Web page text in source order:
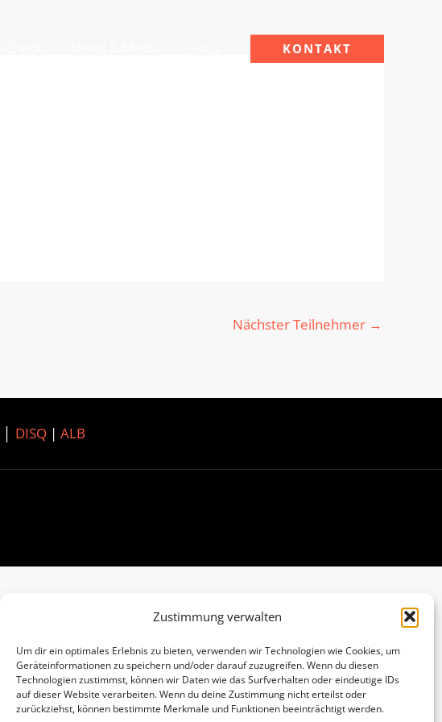
Zustimmung verwalten
Um dir ein optimales Erlebnis zu bieten, verwenden wir Technologien wie Cookies, um
Geräteinformationen zu speichern und/oder darauf zuzugreifen. Wenn du diesen
Technologien zustimmst, können wir Daten wie das Surfverhalten oder eindeutige IDs
auf dieser Website verarbeiten. Wenn du deine Zustimmung nicht erteilst oder
zurückziehst, können bestimmte Merkmale und Funktionen beeinträchtigt werden.
KONTAKT
Nächster Teilnehmer →
DISQ| ALB